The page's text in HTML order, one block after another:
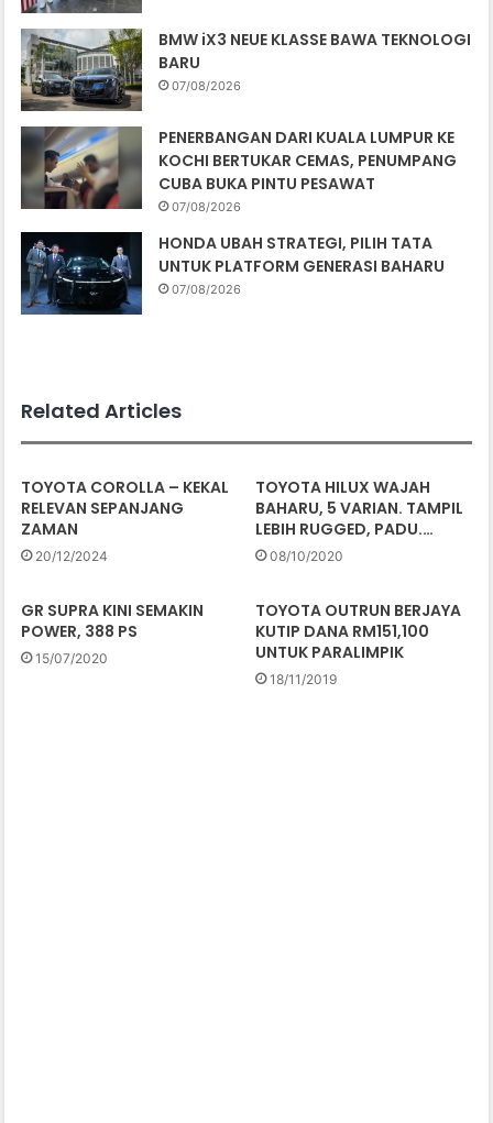
BMW iX3 NEUE KLASSE BAWA TEKNOLOGI
BARU
07/08/2026
PENERBANGAN DARI KUALA LUMPUR KE
KOCHI BERTUKAR CEMAS, PENUMPANG
CUBA BUKA PINTU PESAWAT
07/08/2026
HONDA UBAH STRATEGI, PILIH TATA
UNTUK PLATFORM GENERASI BAHARU
07/08/2026
Related Articles
TOYOTA COROLLA – KEKAL
RELEVAN SEPANJANG
ZAMAN
20/12/2024
TOYOTA HILUX WAJAH
BAHARU, 5 VARIAN. TAMPIL
LEBIH RUGGED, PADU.…
08/10/2020
GR SUPRA KINI SEMAKIN
POWER, 388 PS
15/07/2020
TOYOTA OUTRUN BERJAYA
KUTIP DANA RM151,100
UNTUK PARALIMPIK
18/11/2019